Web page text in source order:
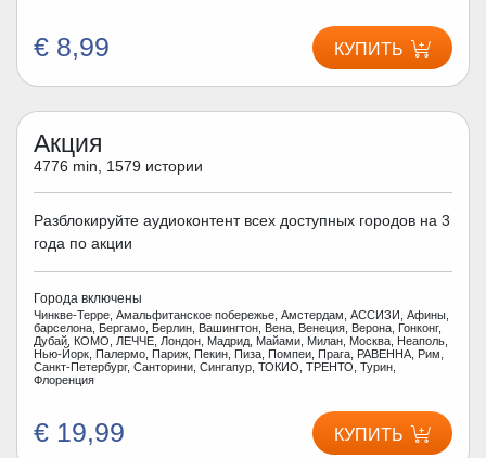
€ 8,99 КУПИТЬ
Акция
4776 min, 1579 истории
Разблокируйте аудиоконтент всех доступных городов на 3
года по акции
Города включены
Чинкве-Терре, Амальфитанское побережье, Амстердам, АССИЗИ, Афины,
барселона, Бергамо, Берлин, Вашингтон, Вена, Венеция, Верона, Гонконг,
Дубай, КОМО, ЛЕЧЧЕ, Лондон, Мадрид, Майами, Милан, Москва, Неаполь,
Нью-Йорк, Палермо, Париж, Пекин, Пиза, Помпеи, Прага, РАВЕННА, Рим,
Санкт-Петербург, Санторини, Сингапур, ТОКИО, ТРЕНТО, Турин,
Флоренция
€ 19,99 КУПИТЬ